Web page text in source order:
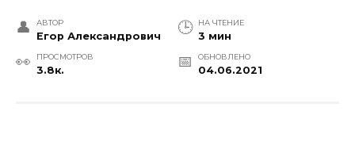
АВТОР
Егор Александрович
НА ЧТЕНИЕ
3 мин
ПРОСМОТРОВ
3.8к.
ОБНОВЛЕНО
04.06.2021